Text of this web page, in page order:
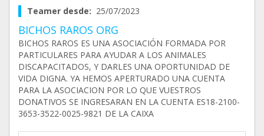
Teamer desde: 25/07/2023
BICHOS RAROS ORG
BICHOS RAROS ES UNA ASOCIACIÓN FORMADA POR
PARTICULARES PARA AYUDAR A LOS ANIMALES
DISCAPACITADOS, Y DARLES UNA OPORTUNIDAD DE
VIDA DIGNA. YA HEMOS APERTURADO UNA CUENTA
PARA LA ASOCIACION POR LO QUE VUESTROS
DONATIVOS SE INGRESARAN EN LA CUENTA ES18-2100-
3653-3522-0025-9821 DE LA CAIXA